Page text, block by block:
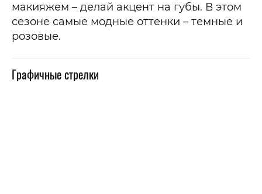
макияжем – делай акцент на губы. В этом
сезоне самые модные оттенки – темные и
розовые.
Графичные стрелки